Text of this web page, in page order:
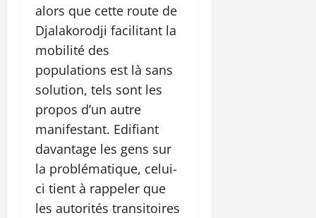
alors que cette route de
Djalakorodji facilitant la
mobilité des
populations est là sans
solution, tels sont les
propos d’un autre
manifestant. Edifiant
davantage les gens sur
la problématique, celui-
ci tient à rappeler que
les autorités transitoires